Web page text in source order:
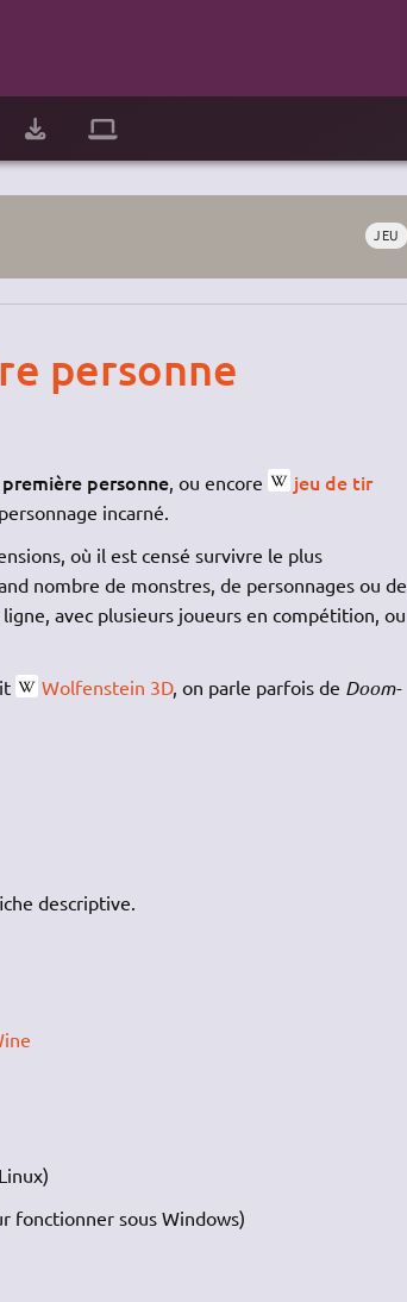
JEU
personne
personne, ou encore
jeu de tir
incarné.
où il est censé survivre le plus
nombre de monstres, de personnages ou de
avec plusieurs joueurs en compétition, ou
Wolfenstein 3D, on parle parfois de Doom-
descriptive.
fonctionner sous Windows)